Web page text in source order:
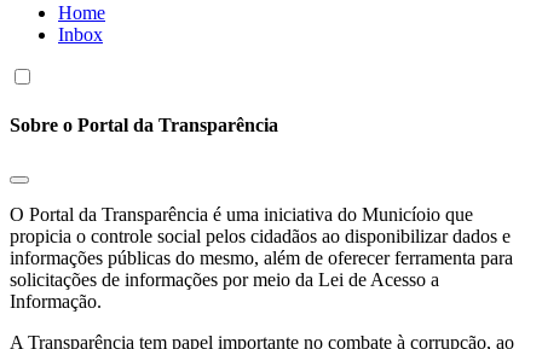
Home
Inbox
Sobre o Portal da Transparência
O Portal da Transparência é uma iniciativa do Municíoio que
propicia o controle social pelos cidadãos ao disponibilizar dados e
informações públicas do mesmo, além de oferecer ferramenta para
solicitações de informações por meio da Lei de Acesso a
Informação.
A Transparência tem papel importante no combate à corrupção, ao